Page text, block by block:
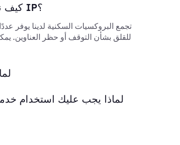
كيف نضمن أنك ستستخدم عناوين IP؟
تجمع البروكسيات السكنية لدينا يوفر
للقلق بشأن التوقف أو حظر العناوين.
لماذا يجب عليك استخدام